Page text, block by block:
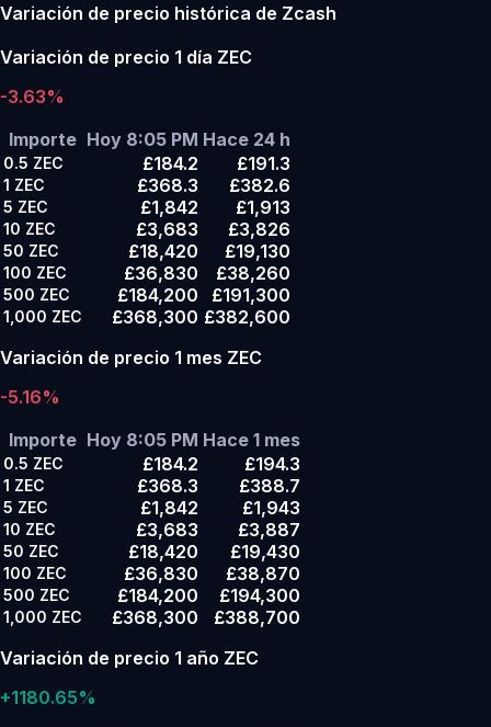
Variación de precio histórica de Zcash
Variación de precio 1 día ZEC
-3.63%
Importe Hoy 8:05 PM Hace 24 h
0.5 ZEC £184.2 £191.3
1 ZEC £368.3 £382.6
5 ZEC £1,842 £1,913
10 ZEC £3,683 £3,826
50 ZEC £18,420 £19,130
100 ZEC £36,830 £38,260
500 ZEC £184,200 £191,300
1,000 ZEC £368,300 £382,600
Variación de precio 1 mes ZEC
-5.16%
Importe Hoy 8:05 PM Hace 1 mes
0.5 ZEC £184.2 £194.3
1 ZEC £368.3 £388.7
5 ZEC £1,842 £1,943
10 ZEC £3,683 £3,887
50 ZEC £18,420 £19,430
100 ZEC £36,830 £38,870
500 ZEC £184,200 £194,300
1,000 ZEC £368,300
£388,700
Variación de precio 1 año ZEC
+1180.65%